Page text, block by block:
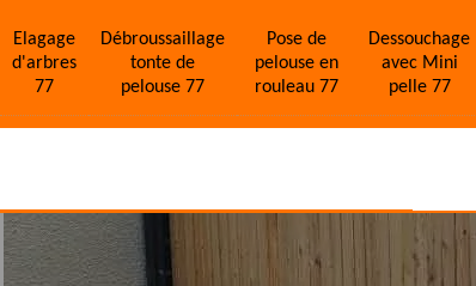
Elagage
d'arbres
77
Débroussaillage
tonte de
pelouse 77
Pose de
pelouse en
rouleau 77
Dessouchage
avec Mini
pelle 77